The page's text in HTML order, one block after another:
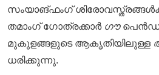
സംയാങ്ഫംഗ്
തമാംഗ് ഗോത്രക്കാർ ഗൗ
മുകുളങ്ങളുടെ ആകൃതിയിലുള്ള
ധരിക്കുന്നു.